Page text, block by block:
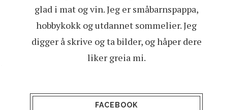
glad i mat og vin. Jeg er småbarnspappa,
hobbykokk og utdannet sommelier. Jeg
digger å skrive og ta bilder, og håper dere
liker greia mi.
FACEBOOK